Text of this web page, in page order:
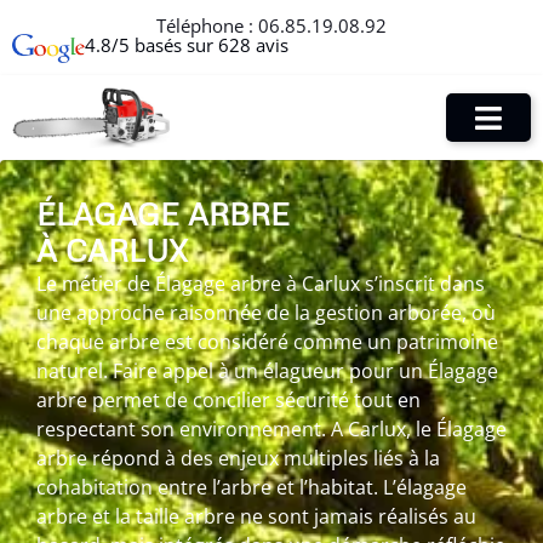
Téléphone : 06.85.19.08.92
4.8/5 basés sur 628 avis
ÉLAGAGE ARBRE
À CARLUX
Le métier de Élagage arbre à Carlux s’inscrit dans
une approche raisonnée de la gestion arborée, où
chaque arbre est considéré comme un patrimoine
naturel. Faire appel à un élagueur pour un Élagage
arbre permet de concilier sécurité tout en
respectant son environnement. A Carlux, le Élagage
arbre répond à des enjeux multiples liés à la
cohabitation entre l’arbre et l’habitat. L’élagage
arbre et la taille arbre ne sont jamais réalisés au